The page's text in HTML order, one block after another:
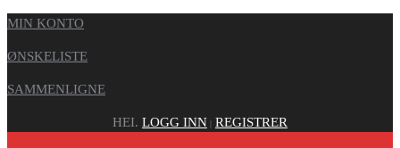
MIN KONTO
ØNSKELISTE
SAMMENLIGNE
HEI. LOGG INN | REGISTRER